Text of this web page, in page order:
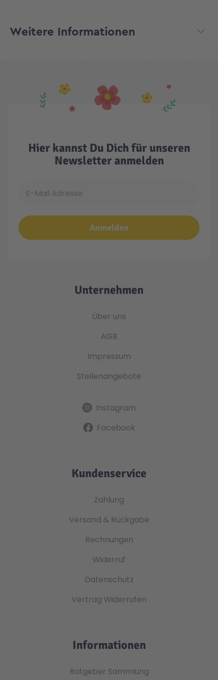
Weitere Informationen
Hier kannst Du Dich für unseren
Newsletter anmelden
Anmelden
Unternehmen
Über uns
AGB
Impressum
Stellenangebote
Instagram
Facebook
Kundenservice
Zahlung
Versand & Rückgabe
Rechnungen
Widerruf
Datenschutz
Vertrag Widerrufen
Informationen
Ratgeber Sammlung